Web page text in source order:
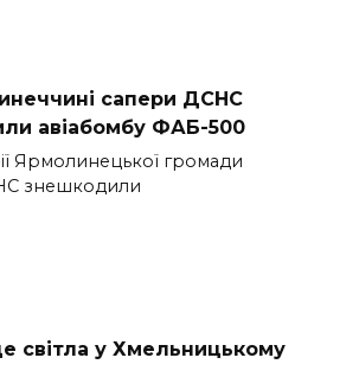
сапери ДСНС
авіабомбу ФАБ-500
Ярмолинецької громади
знешкодили
світла у Хмельницькому